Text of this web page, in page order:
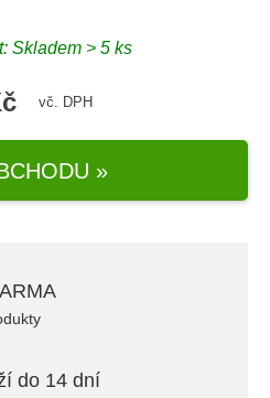
Skladem > 5 ks
vč. DPH
»
do 14 dní